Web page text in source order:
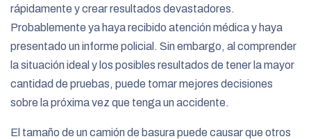
rápidamente y crear resultados devastadores.
Probablemente ya haya recibido atención médica y haya
presentado un informe policial. Sin embargo, al comprender
la situación ideal y los posibles resultados de tener la mayor
cantidad de pruebas, puede tomar mejores decisiones
sobre la próxima vez que tenga un accidente.
El tamaño de un camión de basura puede causar que otros